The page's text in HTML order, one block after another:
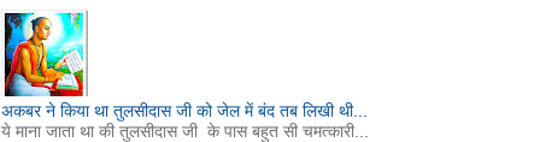
अकबर ने किया था तुलसीदास जी को जेल में बंद तब लिखी थी...
ये माना जाता था की तुलसीदास जी के पास बहुत सी चमत्कारी...